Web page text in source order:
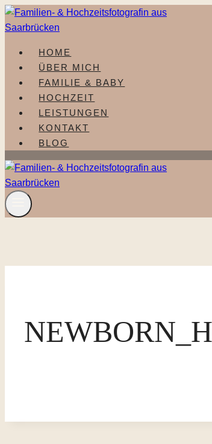
Zum
Inhalt
HOME
ÜBER MICH
FAMILIE & BABY
HOCHZEIT
LEISTUNGEN
KONTAKT
BLOG